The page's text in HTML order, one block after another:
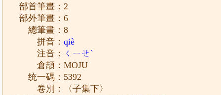
部首筆畫：2
部外筆畫：6
總筆畫：8
拼音：qiè
注音：
ㄑㄧㄝˋ
倉頡：MOJU
统一碼：5392
卷別：〈子集下〉